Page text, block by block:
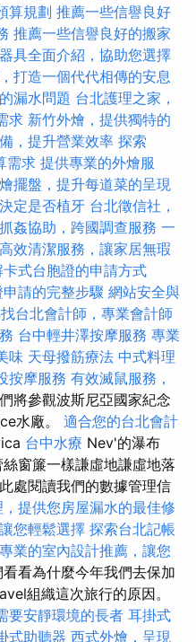
算規劃 推薦一些信譽良好
推薦一些信譽良好的搬家
具全面介紹，協助您選擇
打造一個代代相傳的安息
漏水問題 台北護理之家，
求 新竹外燴，提供獨特的
，提升營業效率 探索
需求 提供專業的外燴服
擺盤，提升每道菜的呈現
定是否植牙 台北徵信社，
姦協助，跨國調查服務 一
效清潔服務，讓家居無瑕
卡式台胞證的申請方式
申請的完整步驟 網站安全與
台北會計師，專業會計師
台中輕井澤按摩服務 專業
味 天母撥筋療法 中式料理
按摩服務 有效滅鼠服務，
將參觀波斯尼亞國家紀念
水廠。 適合您的台北會計
台中水療 Nev'的瀑布
絲窗簾一​​樣謙虛地謙虛地落
處閱讀我們的數據管理信
提供您房屋漏水的最佳修
您輕鬆選擇 探索台北記帳
專業的室內設計推薦，讓您
看為什麼今年我們去保加
組織這次旅行的原因。
要安靜環境的長者 耳掛式
式助聽器 西式外燴，呈現